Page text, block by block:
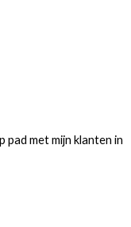
pad met mijn klanten in